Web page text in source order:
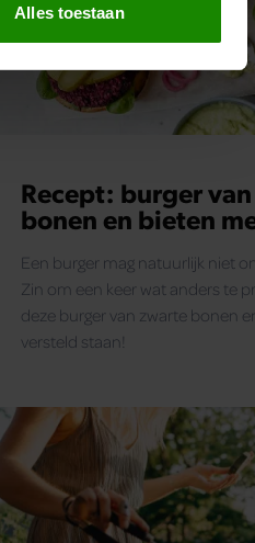
te bieden en om ons
partners voor social
die u aan ze heeft
Alles toestaan
Recept: burger
bonen en bieten
Een burger mag natuurlijk niet
Zin om een keer wat anders te
deze burger van zwarte bonen
versteld staan!